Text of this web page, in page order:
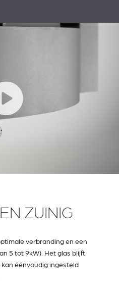
ZUINIG
verbranding en een
5 tot 9kW). Het glas blijft
éénvoudig ingesteld